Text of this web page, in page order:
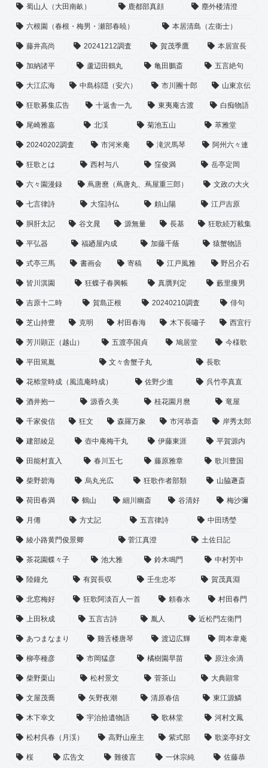
蜀山人（大田南畝） 鹿都部真顔 塵外楼清澄
六根園（春根・梅男・瀬部春暁） 本居清島（左衛士）
藤井高尚 20241212調査 賀茂季鷹 本居宣長
加納諸平 蘆辺田鶴丸 亀田鵬斎 五言絶句
大江広海 中島棕隠（安六） 市川團十郎 山東京伝
狂歌募集広告 十返舎一九 東夷庵古渡 白痴物語
尾崎雅嘉 北渓 菊池五山 萃雅堂
20240202調査 市河米庵 滝沢馬琴 阿州六々連
狂歌とは 西村与八 窪俊満 岳亭定岡
六々園漫録 蔦唐麿（蔦唐丸、蔦屋重三郎） 文政の大火
七言律詩 大窪詩仏 頼山陽 江戸吉原
胴肝太記 谷文晁 源無量 長基 狂歌続万載集
平弘器 福廼屋内成 加藤千蔭 猿蟹物語
式亭三馬 書画会 寄稿 江戸風雅 野呂介石
皆川淇園 狂蝶子春興帳 真贋判定 藪里痩男
吉原十二時 賀島正根 20240210調査 俳句
芝山持豊 克明 村田春海 木下長嘯子 西宜行
芳川顕正（越山） 五渡亭国貞 鳩居堂 今様歌
平田篤胤 文々舎蟹子丸 長歌
花㮇堂時成（風流庵時成） 佐野少進 呉竹亭真直
酒井抱一 源香久美 桂花園月麿 竜屋
千家俊信 狂文 森羅万象 市河恭斎 岸秀太郎
建部綾足 壺中庵梅干丸 伊藤東涯 平賀源内
田能村直入 春川五七 藤原雅章 歌川豊国
柴野碧海 烏丸光広 狂歌作者部類 山脇遯斎
荷田春満 鶴山 細川幽斎 谷清好 梅沙彌
月僊 方丈記 五言律詩 中田琇瑩
綾小路黄門俊景卿 菅江真澄 土佐日記
茶花園蝶々子 池大雅 鈴木鳴門 中村芳中
陸鐘允 有賀長収 壬生忠岑 賀茂真淵
北窓梅好 狂歌阿淡百人一首 頼春水 村田春門
上田秋成 五言古詩 胤人 近松門左衛門
あつまなまり 雞舌楼唐琴 渡辺広輝 岡本韋庵
柳亭種彦 市岡猛彦 橘樹園早苗 原注余滴
柴野栗山 松村景文 菅茶山 大典顕常
文屋茂喬 矢野夜潮 清原春信 東江源鱗
木下幸文 宇治拾遺物語 歌林堂 河村文鳳
松村呉春（月渓） 高野山座主 紫式部 歌楽亭好文
桜 広告文 難後言 一休宗純 佐藤恭